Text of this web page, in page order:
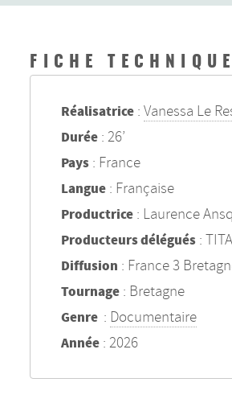
FICHE TECHNIQUE
Réalisatrice : Vanessa Le
Durée: 26’
Pays: France
Langue: Française
Productrice: Laurence
Producteurs délégués:
Diffusion : France 3
Tournage: Bretagne
Genre : Documentaire
Année: 2026